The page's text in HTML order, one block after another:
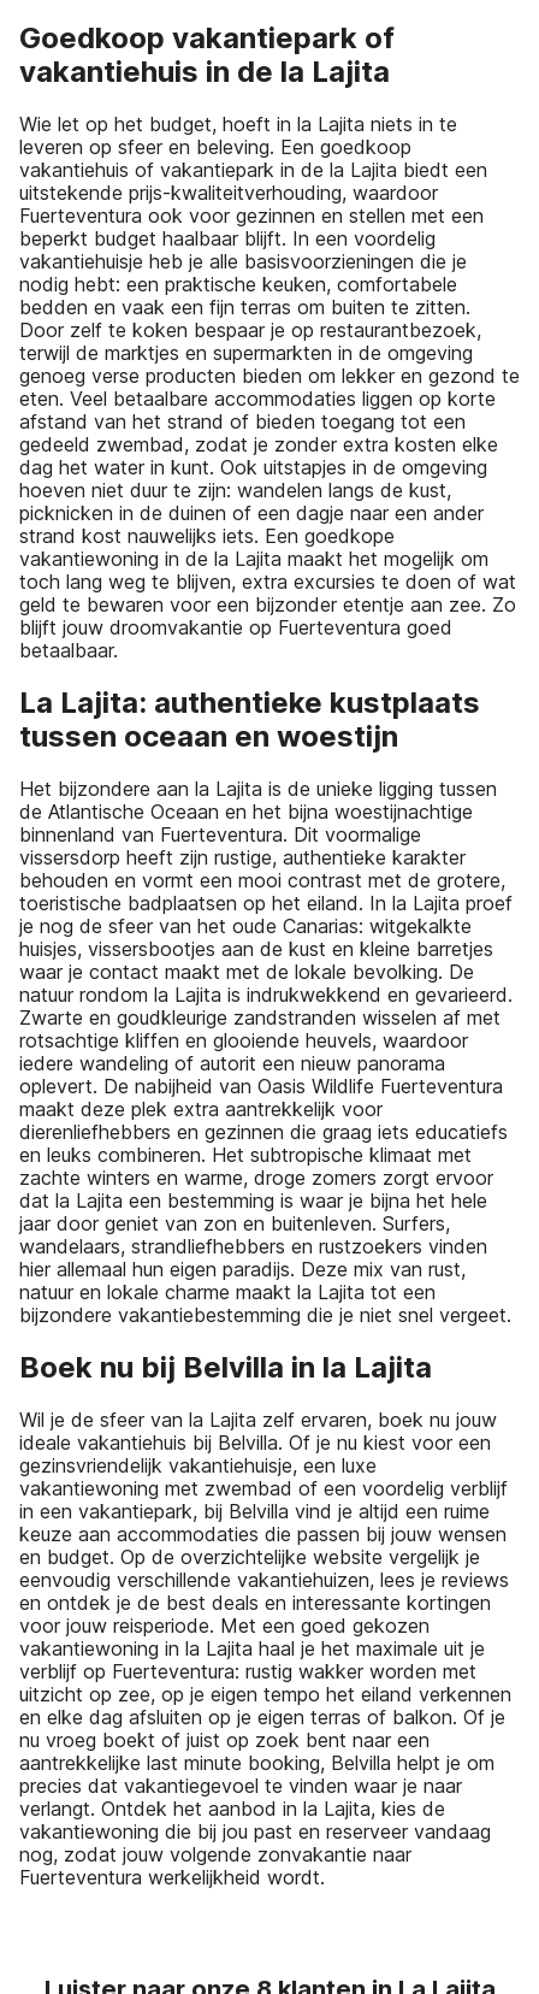
Goedkoop vakantiepark of
vakantiehuis in de la Lajita
Wie let op het budget, hoeft in la Lajita niets in te
leveren op sfeer en beleving. Een goedkoop
vakantiehuis of vakantiepark in de la Lajita biedt een
uitstekende prijs-kwaliteitverhouding, waardoor
Fuerteventura ook voor gezinnen en stellen met een
beperkt budget haalbaar blijft. In een voordelig
vakantiehuisje heb je alle basisvoorzieningen die je
nodig hebt: een praktische keuken, comfortabele
bedden en vaak een fijn terras om buiten te zitten.
Door zelf te koken bespaar je op restaurantbezoek,
terwijl de marktjes en supermarkten in de omgeving
genoeg verse producten bieden om lekker en gezond te
eten. Veel betaalbare accommodaties liggen op korte
afstand van het strand of bieden toegang tot een
gedeeld zwembad, zodat je zonder extra kosten elke
dag het water in kunt. Ook uitstapjes in de omgeving
hoeven niet duur te zijn: wandelen langs de kust,
picknicken in de duinen of een dagje naar een ander
strand kost nauwelijks iets. Een goedkope
vakantiewoning in de la Lajita maakt het mogelijk om
toch lang weg te blijven, extra excursies te doen of wat
geld te bewaren voor een bijzonder etentje aan zee. Zo
blijft jouw droomvakantie op Fuerteventura goed
betaalbaar.
La Lajita: authentieke kustplaats
tussen oceaan en woestijn
Het bijzondere aan la Lajita is de unieke ligging tussen
de Atlantische Oceaan en het bijna woestijnachtige
binnenland van Fuerteventura. Dit voormalige
vissersdorp heeft zijn rustige, authentieke karakter
behouden en vormt een mooi contrast met de grotere,
toeristische badplaatsen op het eiland. In la Lajita proef
je nog de sfeer van het oude Canarias: witgekalkte
huisjes, vissersbootjes aan de kust en kleine barretjes
waar je contact maakt met de lokale bevolking. De
natuur rondom la Lajita is indrukwekkend en gevarieerd.
Zwarte en goudkleurige zandstranden wisselen af met
rotsachtige kliffen en glooiende heuvels, waardoor
iedere wandeling of autorit een nieuw panorama
oplevert. De nabijheid van Oasis Wildlife Fuerteventura
maakt deze plek extra aantrekkelijk voor
dierenliefhebbers en gezinnen die graag iets educatiefs
en leuks combineren. Het subtropische klimaat met
zachte winters en warme, droge zomers zorgt ervoor
dat la Lajita een bestemming is waar je bijna het hele
jaar door geniet van zon en buitenleven. Surfers,
wandelaars, strandliefhebbers en rustzoekers vinden
hier allemaal hun eigen paradijs. Deze mix van rust,
natuur en lokale charme maakt la Lajita tot een
bijzondere vakantiebestemming die je niet snel vergeet.
Boek nu bij Belvilla in la Lajita
Wil je de sfeer van la Lajita zelf ervaren, boek nu jouw
ideale vakantiehuis bij Belvilla. Of je nu kiest voor een
gezinsvriendelijk vakantiehuisje, een luxe
vakantiewoning met zwembad of een voordelig verblijf
in een vakantiepark, bij Belvilla vind je altijd een ruime
keuze aan accommodaties die passen bij jouw wensen
en budget. Op de overzichtelijke website vergelijk je
eenvoudig verschillende vakantiehuizen, lees je reviews
en ontdek je de best deals en interessante kortingen
voor jouw reisperiode. Met een goed gekozen
vakantiewoning in la Lajita haal je het maximale uit je
verblijf op Fuerteventura: rustig wakker worden met
uitzicht op zee, op je eigen tempo het eiland verkennen
en elke dag afsluiten op je eigen terras of balkon. Of je
nu vroeg boekt of juist op zoek bent naar een
aantrekkelijke last minute booking, Belvilla helpt je om
precies dat vakantiegevoel te vinden waar je naar
verlangt. Ontdek het aanbod in la Lajita, kies de
vakantiewoning die bij jou past en reserveer vandaag
nog, zodat jouw volgende zonvakantie naar
Fuerteventura werkelijkheid wordt.